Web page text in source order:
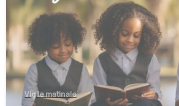
Vigile matinale